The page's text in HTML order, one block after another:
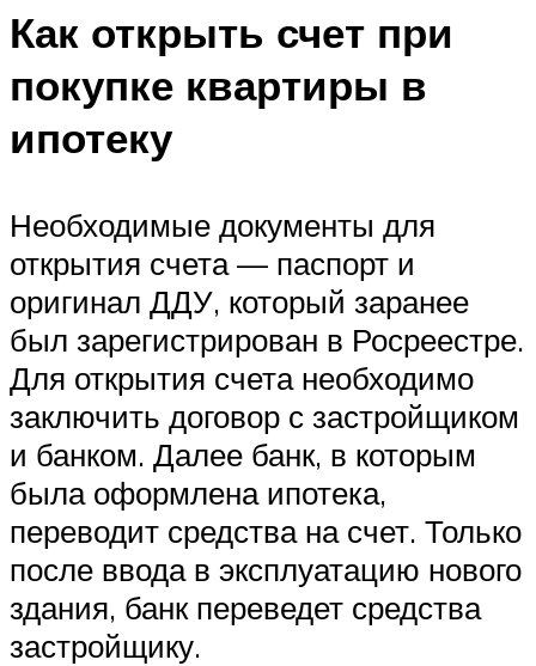
Как открыть счет при
покупке квартиры в
ипотеку
Необходимые документы для
открытия счета — паспорт и
оригинал ДДУ, который заранее
был зарегистрирован в Росреестре.
Для открытия счета необходимо
заключить договор с застройщиком
и банком. Далее банк, в которым
была оформлена ипотека,
переводит средства на счет. Только
после ввода в эксплуатацию нового
здания, банк переведет средства
застройщику.